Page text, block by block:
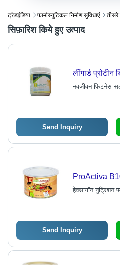
ट्रेडइंडिया फार्मास्युटिकल निर्माण सुविधाएं तीसरे
सिफ़ारिश किये हुए उत्पाद
लींगार्ड प्रोटीन
नवजीवन फिटनेस
Send Inquiry
ProActiva
हेक्सागॉन नुट्रिशन
Send Inquiry